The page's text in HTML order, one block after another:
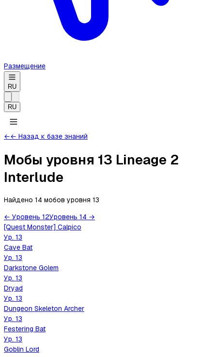
Размещение
RU
RU
←← Назад к базе знаний
Мобы уровня 13 Lineage 2
Interlude
Найдено 14 мобов уровня 13
← Уровень 12Уровень 14 →
[Quest Monster] Calpico
Ур. 13
Cave Bat
Ур. 13
Darkstone Golem
Ур. 13
Dryad
Ур. 13
Dungeon Skeleton Archer
Ур. 13
Festering Bat
Ур. 13
Goblin Lord